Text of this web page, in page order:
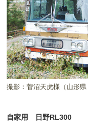
撮影：菅沼天虎様（山形県
自家用 日野RL300